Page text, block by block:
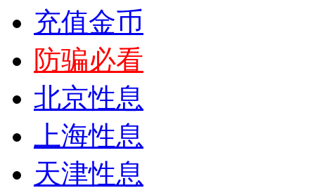
充值金币
防骗必看
北京性息
上海性息
天津性息